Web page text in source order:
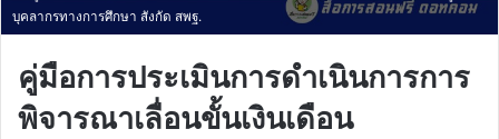
บุคลากรทางการศึกษา สังกัด สพฐ.
คู่มือการประเมินการดำเนินการการ
พิจารณาเลื่อนขั้นเงินเดือน